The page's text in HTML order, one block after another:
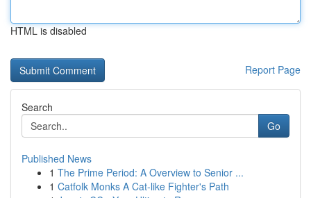
HTML is disabled
Report Page
Search
Go
Published News
1 The Prime Period: A Overview to Senior ...
1 Catfolk Monks A Cat-like Fighter's Path